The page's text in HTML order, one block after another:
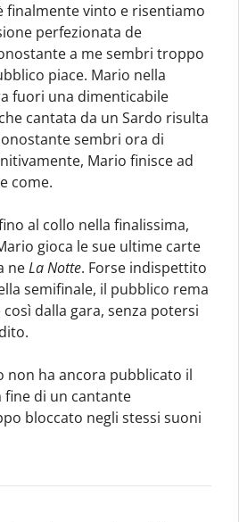
finalmente vinto e risentiamo
perfezionata de
a me sembri troppo
piace. Mario nella
fuori una dimenticabile
cantata da un Sardo risulta
sembri ora di
Mario finisce ad
come.
al collo nella finalissima,
gioca le sue ultime carte
neLa Notte. Forse indispettito
semifinale, il pubblico rema
dalla gara, senza potersi
non ha ancora pubblicato il
fine di un cantante
bloccato negli stessi suoni